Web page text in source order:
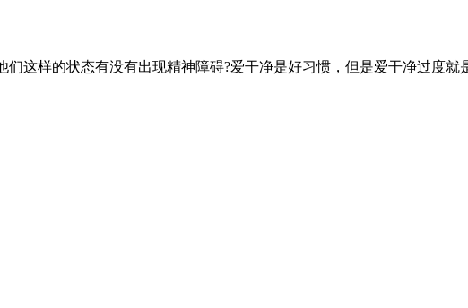
这样的状态有没有出现精神障碍?爱干净是好习惯，但是爱干净过度就